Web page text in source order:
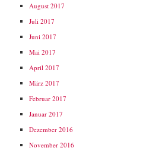
August 2017
Juli 2017
Juni 2017
Mai 2017
April 2017
März 2017
Februar 2017
Januar 2017
Dezember 2016
November 2016